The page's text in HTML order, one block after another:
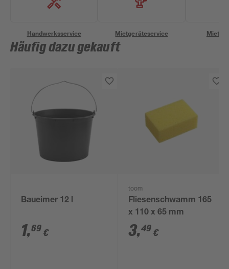
Handwerksservice Mietgeräteservice
Häufig dazu gekauft
Baueimer 12 l
1,69 €
toom
Fliesenschwamm 165
x 110 x 65 mm
3,49 €